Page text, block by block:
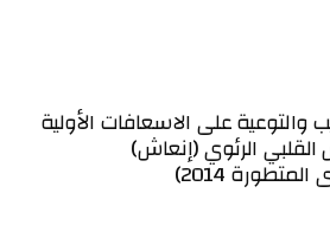
والتوعية على الاسعافات الأولية
القلبي الرئوي (إنعاش)
2014)